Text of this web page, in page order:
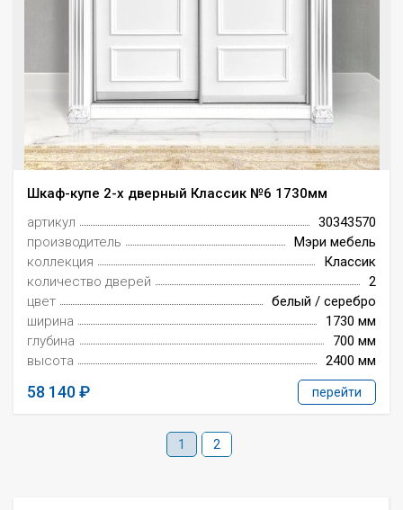
Шкаф-купе 2-х дверный Классик №6 1730мм
артикул
30343570
производитель
Мэри мебель
коллекция
Классик
количество дверей
2
цвет
белый / серебро
ширина
1730 мм
глубина
700 мм
высота
2400 мм
58 140 перейти
1 2